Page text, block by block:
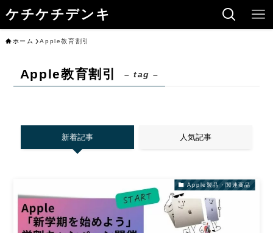
ケチケチデンキ
ホーム Apple教育割引
Apple教育割引 – tag –
新着記事 人気記事
Apple製品・関連商品